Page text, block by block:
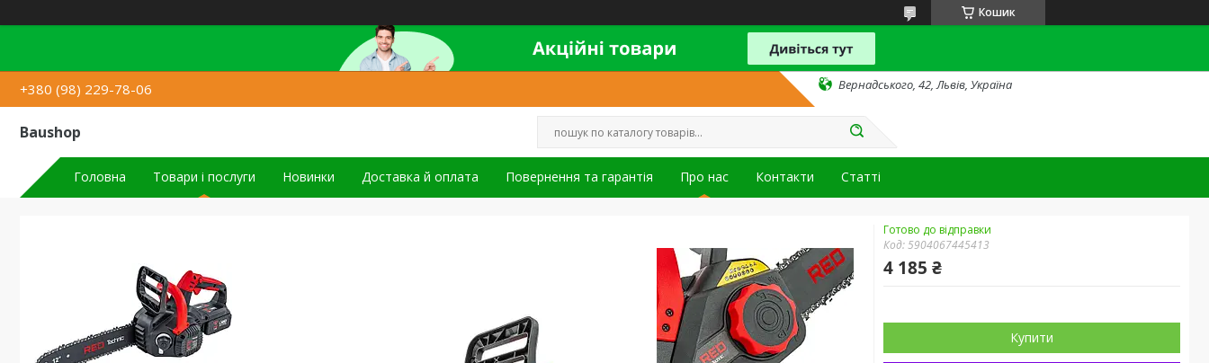
Кошик
+380 (98) 229-78-06 Вернадського, 42, Львів, Україна
Baushop
Головна Товари і послуги Новинки Доставка й оплата Повернення та гарантія Про нас Контакти Статті
Готово до відправки
Код:5904067445413
4 185 ₴
Купити